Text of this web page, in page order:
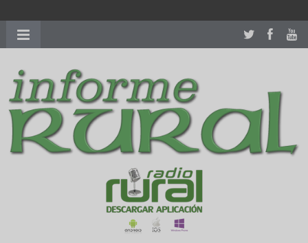
richardmillereplica
women.patekphilippe.tofor sale in usa recognized command with
dining room table ceremony. welcome to our
perfectwatches.is
shop. best youngsexdoll.comwith professional customer
services. 1: 1 design high
https://reallydiamond.com/